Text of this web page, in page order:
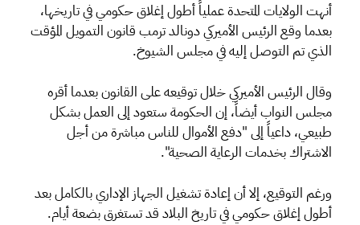
أنهت الولايات المتحدة عملياً أطول إغلاق حكومي في تاريخها،
بعدما وقع الرئيس الأميركي دونالد ترمب قانون التمويل المؤقت
الذي تم التوصل إليه في مجلس الشيوخ.
وقال الرئيس الأميركي خلال توقيعه على القانون بعدما أقره
مجلس النواب أيضاً، إن الحكومة ستعود إلى العمل بشكل
طبيعي، داعياً إلى "دفع الأموال للناس مباشرة من أجل
الاشتراك بخدمات الرعاية الصحية".
ورغم التوقيع، إلا أن إعادة تشغيل الجهاز الإداري بالكامل بعد
أطول إغلاق حكومي في تاريخ البلاد قد تستغرق بضعة أيام.